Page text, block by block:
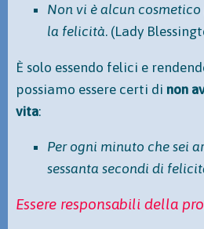
Non vi è alcun
la felicità. (Lady
È solo essendo felici e
possiamo essere certi di non
vita:
Per ogni minuto che sei
sessanta secondi di
Essere responsabili della